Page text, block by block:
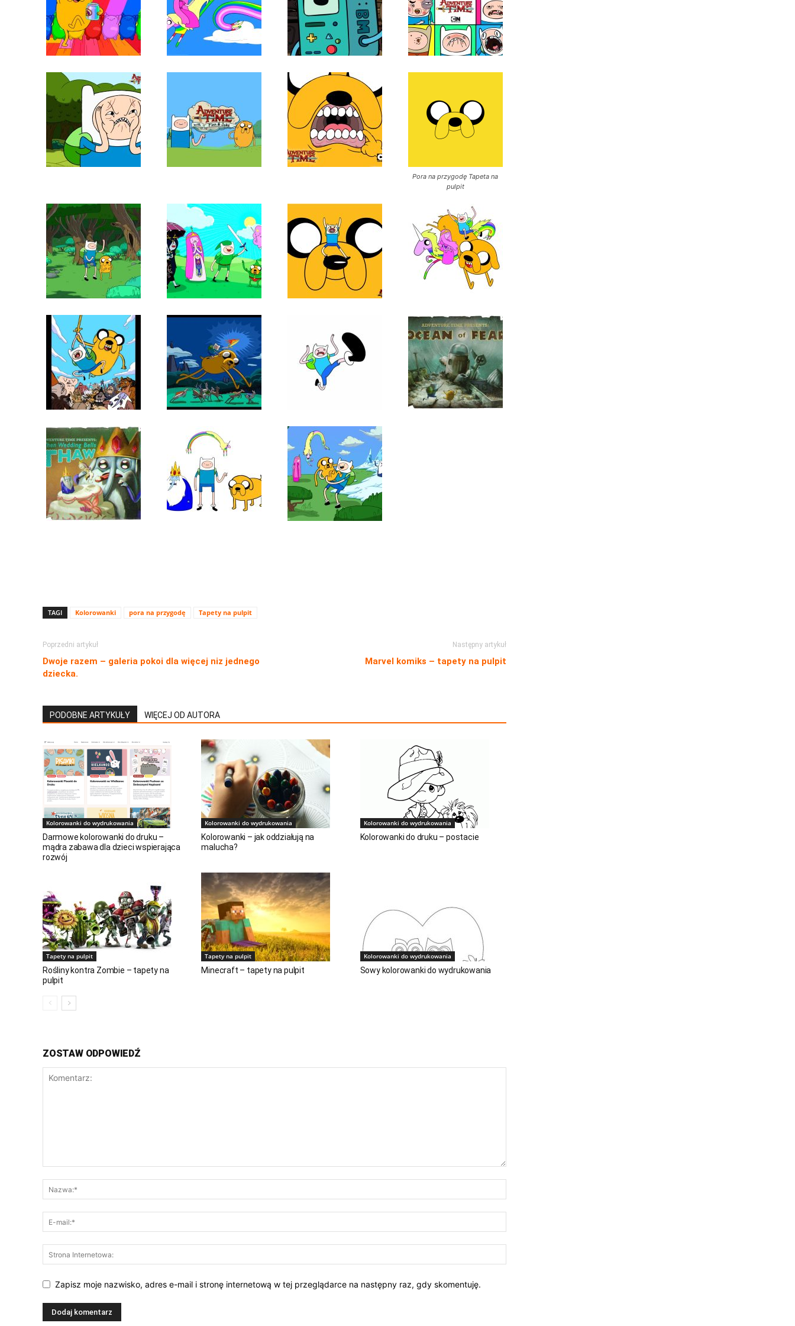
Pora na przygodę Tapeta na
pulpit
TAGI Kolorowanki pora na przygodę Tapety na pulpit
Poprzedni artykuł
Dwoje razem – galeria pokoi dla więcej niz jednego
dziecka.
Następny artykuł
Marvel komiks – tapety na pulpit
PODOBNE ARTYKUŁY WIĘCEJ OD AUTORA
Kolorowanki do wydrukowania
Darmowe kolorowanki do druku –
mądra zabawa dla dzieci wspierająca
rozwój
Kolorowanki do wydrukowania
Kolorowanki – jak oddziałują na
malucha?
Kolorowanki do wydrukowania
Kolorowanki do druku – postacie
Tapety na pulpit
Rośliny kontra Zombie – tapety na
pulpit
Tapety na pulpit
Minecraft – tapety na pulpit
Kolorowanki do wydrukowania
Sowy kolorowanki do wydrukowania
ZOSTAW ODPOWIEDŹ
Zapisz moje nazwisko, adres e-mail i stronę internetową w tej przeglądarce na następny raz, gdy skomentuję.